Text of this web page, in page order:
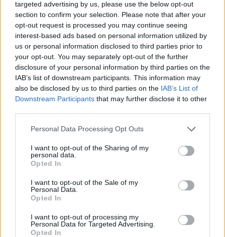
targeted advertising by us, please use the below opt-out
section to confirm your selection. Please note that after your
opt-out request is processed you may continue seeing
interest-based ads based on personal information utilized by
us or personal information disclosed to third parties prior to
your opt-out. You may separately opt-out of the further
disclosure of your personal information by third parties on the
IAB’s list of downstream participants. This information may
also be disclosed by us to third parties on the IAB’s List of
Downstream Participants that may further disclose it to other
Personal Data Processing Opt Outs
I want to opt-out of the Sharing of my
personal data.
Opted In
I want to opt-out of the Sale of my
Personal Data.
Opted In
I want to opt-out of processing my
Personal Data for Targeted Advertising.
Opted In
KODAK S.R.L. 25-50 milioni Cinisello Balsamo
EHOME ITALIA
SERVICE S.R.L.
2-5 milioni
Garbagnate
Milanese
ESCHENBACH
OPTIK S.R.L.
2-5 milioni Melzo
MTRADING SRL 10-25 milioni Opera
KOBOLD
INSTRUMENTS
BFT S.R.L.
RA.EL.CON SPA 10-25 milioni Laveno-Mombello